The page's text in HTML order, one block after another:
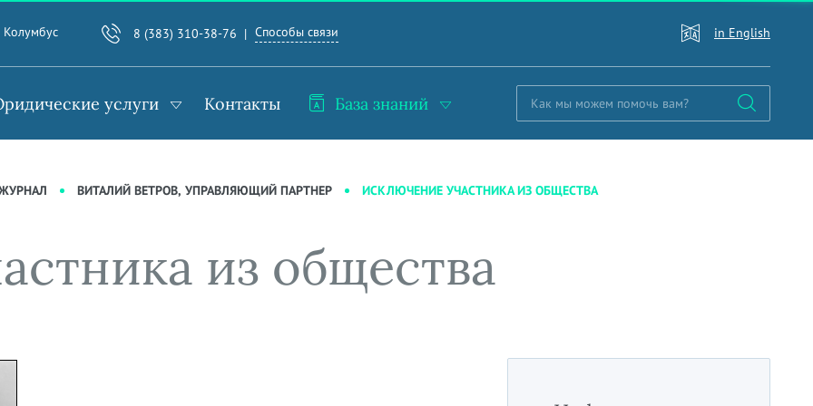
Колумбус 8 (383) 310-38-76 Способы связи in English
услуги Контакты База знаний
ВИТАЛИЙ ВЕТРОВ, УПРАВЛЯЮЩИЙ ПАРТНЕР ИСКЛЮЧЕНИЕ УЧАСТНИКА ИЗ ОБЩЕСТВА
из общества